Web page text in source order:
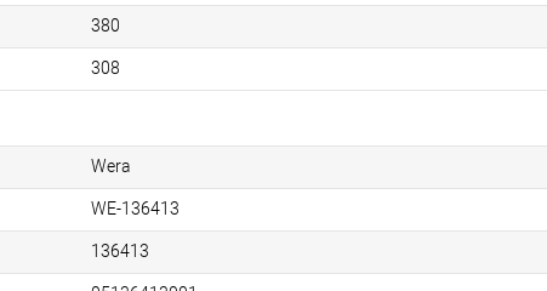
380
308
Wera
WE-136413
136413